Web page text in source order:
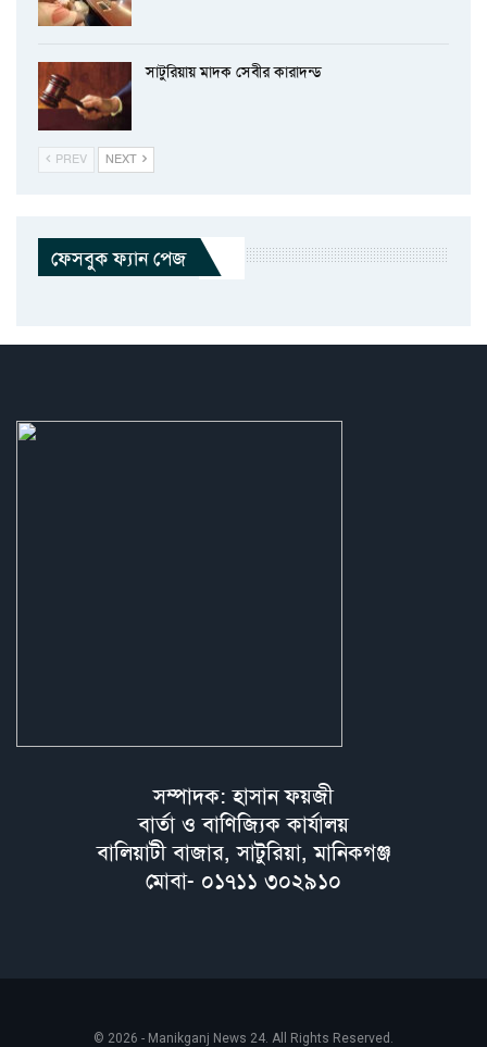
সাটুরিয়ায় মাদক সেবীর কারাদন্ড
PREV NEXT
ফেসবুক ফ্যান পেজ
সম্পাদক: হাসান ফয়জী
বার্তা ও বাণিজ্যিক কার্যালয়
বালিয়াটী বাজার, সাটুরিয়া, মানিকগঞ্জ
মোবা- ০১৭১১ ৩০২৯১০
© 2026 - Manikganj News 24. All Rights Reserved.